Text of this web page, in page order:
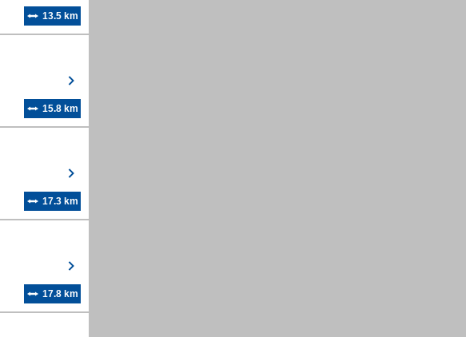
13.5 km
15.8 km
17.3 km
17.8 km